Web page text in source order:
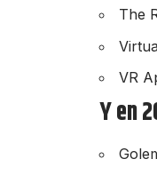
The
VR
Y en